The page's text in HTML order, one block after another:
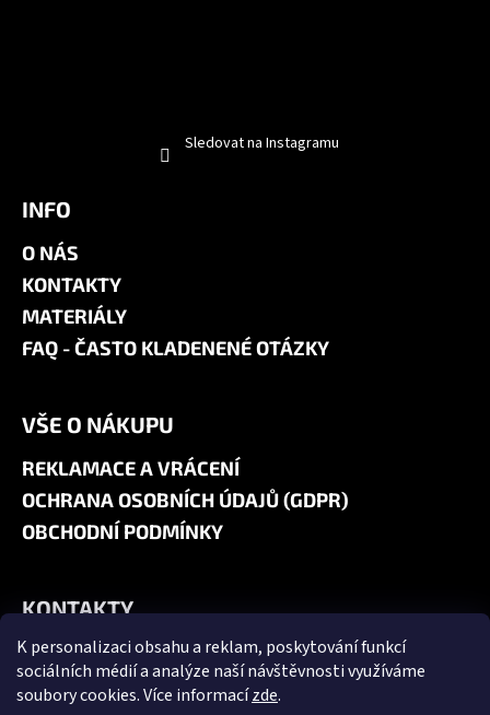
K personalizaci obsahu a reklam, poskytování funkcí
sociálních médií a analýze naší návštěvnosti využíváme
soubory cookies. Více informacízde.
Sledovat na Instagramu
INFO
O NÁS
KONTAKTY
MATERIÁLY
FAQ - ČASTO KLADENENÉ OTÁZKY
VŠE O NÁKUPU
REKLAMACE A VRÁCENÍ
OCHRANA OSOBNÍCH ÚDAJŮ (GDPR)
OBCHODNÍ PODMÍNKY
KONTAKTY
+420 606 180 071
info@jk9-graphics.cz